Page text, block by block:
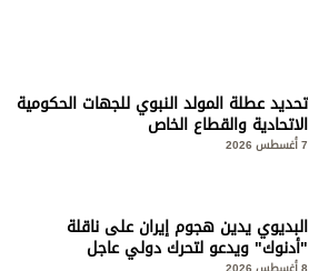
تحديد عطلة المولد النبوي للجهات الحكومية
الاتحادية والقطاع الخاص
البديوي يدين هجوم إيران على ناقلة
"أدنوك" ويدعو لتحرك دولي عاجل